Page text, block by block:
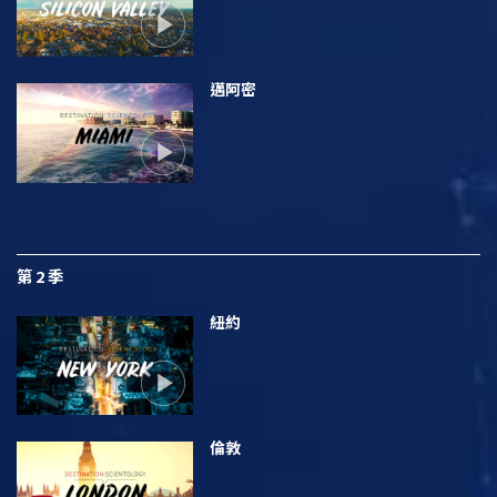
邁阿密
第 2 季
紐約
倫敦